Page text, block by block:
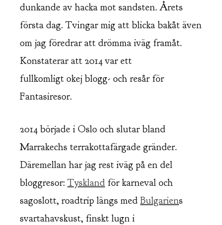
dunkande av hacka mot sandsten. Årets
första dag. Tvingar mig att blicka bakåt även
om jag föredrar att drömma iväg framåt.
Konstaterar att 2014 var ett
fullkomligt okej blogg- och resår för
Fantasiresor.
2014 började i Oslo och slutar bland
Marrakechs terrakottafärgade gränder.
Däremellan har jag rest iväg på en del
bloggresor:Tyskland för karneval och
sagoslott, roadtrip längs med Bulgariens
svartahavskust, finskt lugn i